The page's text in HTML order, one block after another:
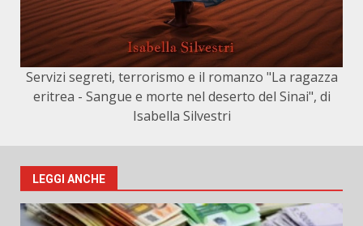
Servizi segreti, terrorismo e il romanzo "La ragazza
eritrea - Sangue e morte nel deserto del Sinai", di
Isabella Silvestri
LEGGI ANCHE